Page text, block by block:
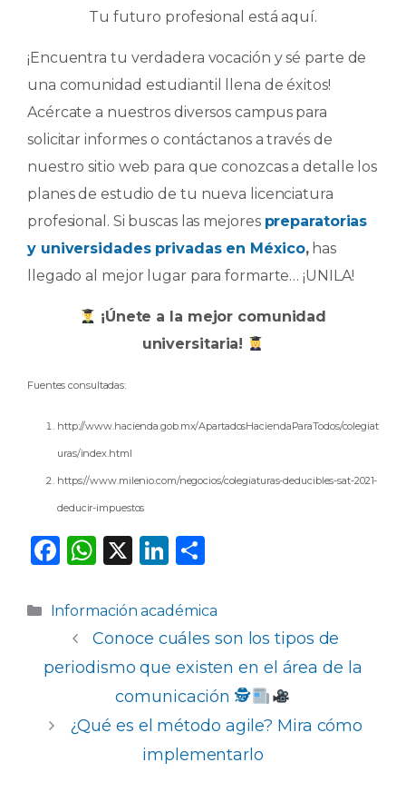
Tu futuro profesional está aquí.
¡Encuentra tu verdadera vocación y sé parte de
una comunidad estudiantil llena de éxitos!
Acércate a nuestros diversos campus para
solicitar informes o contáctanos a través de
nuestro sitio web para que conozcas a detalle los
planes de estudio de tu nueva licenciatura
profesional. Si buscas las mejores preparatorias
y universidades privadas en México,has
llegado al mejor lugar para formarte… ¡UNILA!
¡Únete a la mejor comunidad
universitaria!
Fuentes consultadas:
http://www.hacienda.gob.mx/ApartadosHaciendaParaTodos/colegiat
uras/index.html
https://www.milenio.com/negocios/colegiaturas-deducibles-sat-2021-
deducir-impuestos
F
c
e
b
o
W
a
ts
A
p
X
Li
k
e
dI
n
m
p
ar
ti
r
Categorías
Información académica
Conoce cuáles son los tipos de
periodismo que existen en el área de la
comunicación 🕵
¿Qué es el método agile? Mira cómo
implementarlo